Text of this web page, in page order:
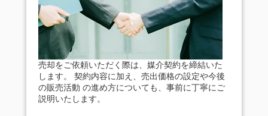
売却をご依頼いただく際は、媒介契約を締結いた
します。 契約内容に加え、売出価格の設定や今後
の販売活動 の進め方についても、事前に丁寧にご
説明いたします。